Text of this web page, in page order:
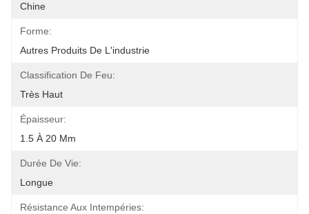
Chine
Forme:
Autres Produits De L'industrie
Classification De Feu:
Très Haut
Épaisseur:
1.5 À 20 Mm
Durée De Vie:
Longue
Résistance Aux Intempéries: